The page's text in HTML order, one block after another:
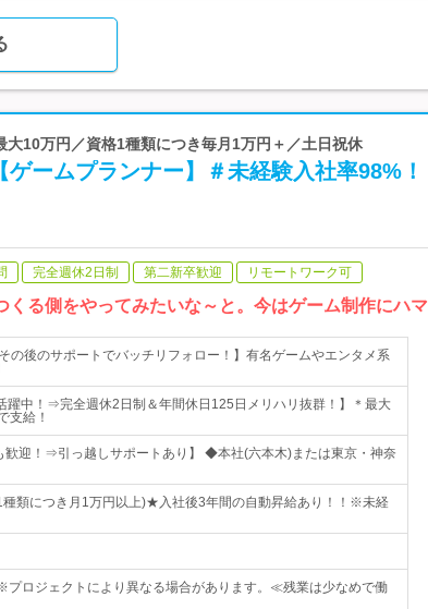
10万円／資格1種類につき毎月1万円＋／土日祝休
ームプランナー】＃未経験入社率98%！
完全週休2日制 第二新卒歓迎 リモートワーク可
る側をやってみたいな～と。今はゲーム制作にハマ
の後のサポートでバッチリフォロー！】有名ゲームやエンタメ系
躍中！⇒完全週休2日制＆年間休日125日メリハリ抜群！】＊最大
支給！
歓迎！⇒引っ越しサポートあり】 ◆本社(六本木)または東京・神奈
種類につき月1万円以上)★入社後3年間の自動昇給あり！！※未経
ロジェクトにより異なる場合があります。≪残業は少なめで働